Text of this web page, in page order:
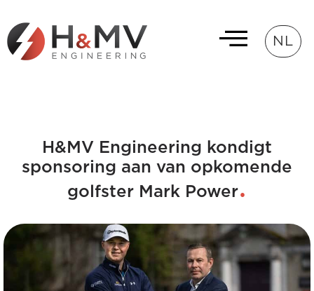
NL
H&MV Engineering kondigt
sponsoring aan van opkomende
golfster Mark Power